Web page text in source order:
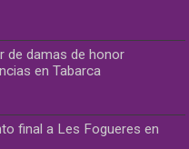
de damas de honor
en Tabarca
final a Les Fogueres en